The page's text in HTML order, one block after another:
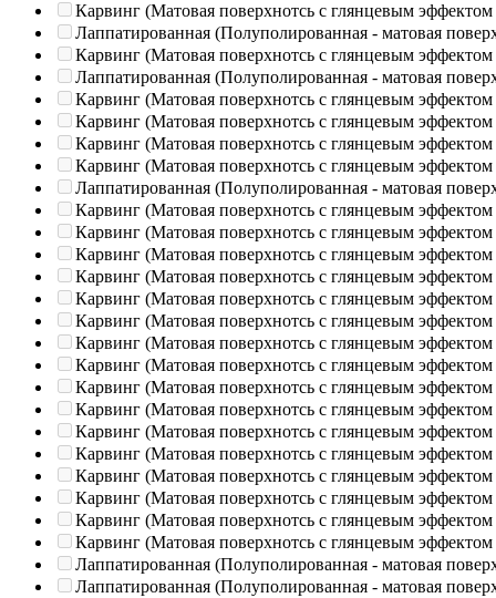
Карвинг (Матовая поверхнотсь с глянцевым эффектом
Лаппатированная (Полуполированная - матовая
Карвинг (Матовая поверхнотсь с глянцевым эффектом
Лаппатированная (Полуполированная - матовая
Карвинг (Матовая поверхнотсь с глянцевым эффектом
Карвинг (Матовая поверхнотсь с глянцевым эффектом
Карвинг (Матовая поверхнотсь с глянцевым эффектом
Карвинг (Матовая поверхнотсь с глянцевым эффектом
Лаппатированная (Полуполированная - матовая
Карвинг (Матовая поверхнотсь с глянцевым эффектом
Карвинг (Матовая поверхнотсь с глянцевым эффектом
Карвинг (Матовая поверхнотсь с глянцевым эффектом
Карвинг (Матовая поверхнотсь с глянцевым эффектом
Карвинг (Матовая поверхнотсь с глянцевым эффектом
Карвинг (Матовая поверхнотсь с глянцевым эффектом
Карвинг (Матовая поверхнотсь с глянцевым эффектом
Карвинг (Матовая поверхнотсь с глянцевым эффектом
Карвинг (Матовая поверхнотсь с глянцевым эффектом
Карвинг (Матовая поверхнотсь с глянцевым эффектом
Карвинг (Матовая поверхнотсь с глянцевым эффектом
Карвинг (Матовая поверхнотсь с глянцевым эффектом
Карвинг (Матовая поверхнотсь с глянцевым эффектом
Карвинг (Матовая поверхнотсь с глянцевым эффектом
Карвинг (Матовая поверхнотсь с глянцевым эффектом
Карвинг (Матовая поверхнотсь с глянцевым эффектом
Лаппатированная (Полуполированная - матовая
Лаппатированная (Полуполированная - матовая